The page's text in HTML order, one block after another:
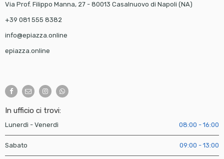
Via Prof. Filippo Manna, 27 - 80013 Casalnuovo di Napoli (NA)
+39 081 555 8382
info@epiazza.online
epiazza.online
In ufficio ci trovi:
Lunerdì - Venerdì 08:00 - 16:00
Sabato 09:00 - 13:00